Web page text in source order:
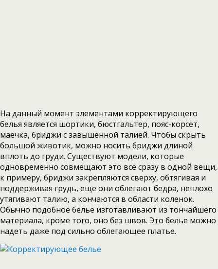
На данный момент элементами корректирующего
белья является шортики, бюстгальтер, пояс-корсет,
маечка, бриджи с завышенной талией. Чтобы скрыть
большой животик, можно носить бриджи длиной
вплоть до груди. Существуют модели, которые
одновременно совмещают это все сразу в одной вещи,
к примеру, бриджи закрепляются сверху, обтягивая и
поддерживая грудь, еще они облегают бедра, неплохо
утягивают талию, а кончаются в области коленок.
Обычно подобное белье изготавливают из тончайшего
материала, кроме того, оно без швов. Это белье можно
надеть даже под сильно облегающее платье.